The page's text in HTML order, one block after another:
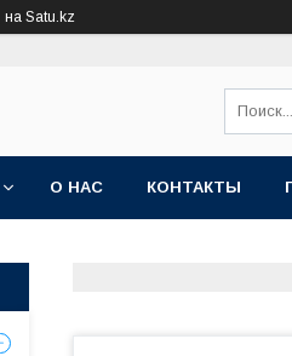
на Satu.kz
О НАС КОНТАКТЫ